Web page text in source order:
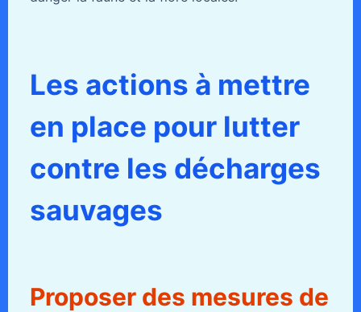
Les actions à mettre
en place pour lutter
contre les décharges
sauvages
Proposer des mesures de